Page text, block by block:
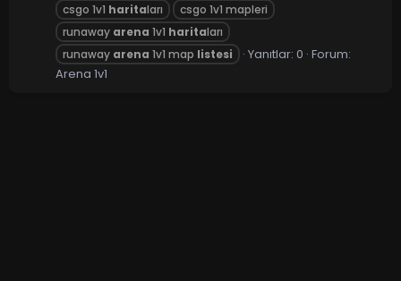
csgo 1v1 haritaları
csgo 1v1 mapleri
runaway arena 1v1 haritaları
runaway arena 1v1 map listesi Yanıtlar: 0 Forum:
Arena 1v1